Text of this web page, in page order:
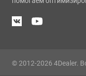
© 2012-2026 4Dealer.